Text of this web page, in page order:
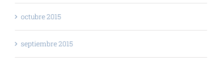
octubre 2015
septiembre 2015